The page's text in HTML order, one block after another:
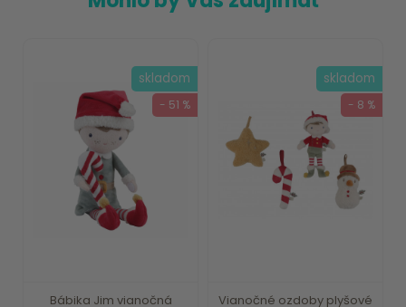
Bábika Jim vianočná
skladom
- 51 %
Vianočné ozdoby plyšové
skladom
- 8 %